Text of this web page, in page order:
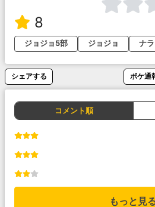
8
ジョジョ5部
ジョジョ ナ
シェアする ボケ通
コメント順
もっと見